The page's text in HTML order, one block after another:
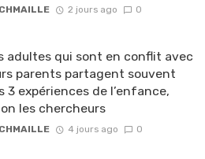
CHMAILLE 2 jours ago 0
adultes qui sont en conflit avec
parents partagent souvent
3 expériences de l’enfance,
les chercheurs
CHMAILLE 4 jours ago 0